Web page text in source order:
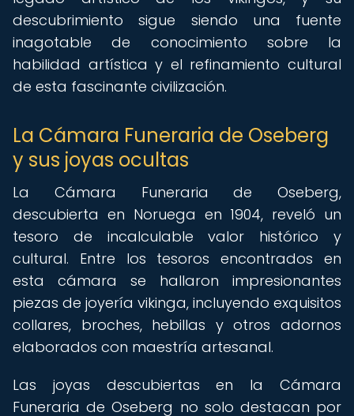
descubrimiento sigue siendo una fuente
inagotable de conocimiento sobre la
habilidad artística y el refinamiento cultural
de esta fascinante civilización.
La Cámara Funeraria de Oseberg
y sus joyas ocultas
La Cámara Funeraria de Oseberg,
descubierta en Noruega en 1904, reveló un
tesoro de incalculable valor histórico y
cultural. Entre los tesoros encontrados en
esta cámara se hallaron impresionantes
piezas de joyería vikinga, incluyendo exquisitos
collares, broches, hebillas y otros adornos
elaborados con maestría artesanal.
Las joyas descubiertas en la Cámara
Funeraria de Oseberg no solo destacan por